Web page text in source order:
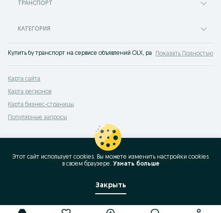
ТРАНСПОРТ
КАТЕГОРИЯ
Купить бу транспорт на сервисе объявлений OLX, раньше Torg Вуадиль.
Показать Полностью
Карта сайта
Карта регионов
Карта бизнес-страницы
Популярные запросы
Этот сайт использует cookies. Вы можете изменить настройки cookies
в своeм браузере. Узнать больше
Закрыть